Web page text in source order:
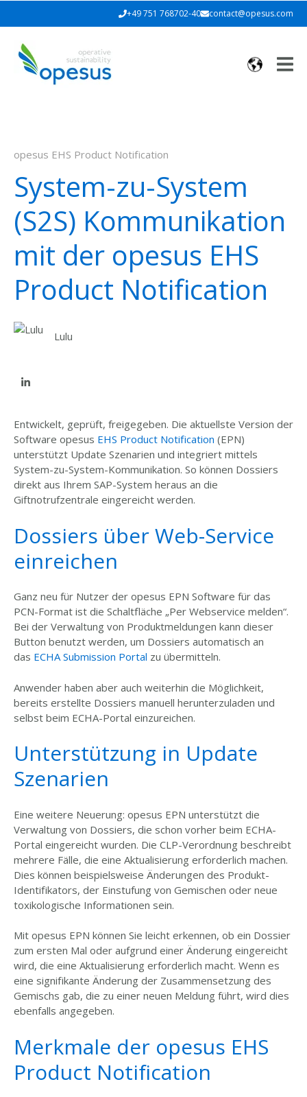
+49 751 768702-40 contact@opesus.com
opesus EHS Product Notification
System-zu-System
(S2S) Kommunikation
mit der opesus EHS
Product Notification
Lulu
Entwickelt, geprüft, freigegeben. Die aktuellste Version der
Software opesus EHS Product Notification (EPN)
unterstützt Update Szenarien und integriert mittels
System-zu-System-Kommunikation. So können Dossiers
direkt aus Ihrem SAP-System heraus an die
Giftnotrufzentrale eingereicht werden.
Dossiers über Web-Service
einreichen
Ganz neu für Nutzer der opesus EPN Software für das
PCN-Format ist die Schaltfläche „Per Webservice melden“.
Bei der Verwaltung von Produktmeldungen kann dieser
Button benutzt werden, um Dossiers automatisch an
das ECHA Submission Portal zu übermitteln.
Anwender haben aber auch weiterhin die Möglichkeit,
bereits erstellte Dossiers manuell herunterzuladen und
selbst beim ECHA-Portal einzureichen.
Unterstützung in Update
Szenarien
Eine weitere Neuerung: opesus EPN unterstützt die
Verwaltung von Dossiers, die schon vorher beim ECHA-
Portal eingereicht wurden. Die CLP-Verordnung beschreibt
mehrere Fälle, die eine Aktualisierung erforderlich machen.
Dies können beispielsweise Änderungen des Produkt-
Identifikators, der Einstufung von Gemischen oder neue
toxikologische Informationen sein.
Mit opesus EPN können Sie leicht erkennen, ob ein Dossier
zum ersten Mal oder aufgrund einer Änderung eingereicht
wird, die eine Aktualisierung erforderlich macht. Wenn es
eine signifikante Änderung der Zusammensetzung des
Gemischs gab, die zu einer neuen Meldung führt, wird dies
ebenfalls angegeben.
Merkmale der opesus EHS
Product Notification